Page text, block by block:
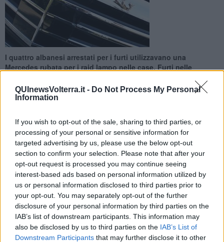
QUInewsVolterra.it - Do Not Process My Personal
Information
If you wish to opt-out of the sale, sharing to third parties, or
processing of your personal or sensitive information for
targeted advertising by us, please use the below opt-out
section to confirm your selection. Please note that after your
opt-out request is processed you may continue seeing
interest-based ads based on personal information utilized by
us or personal information disclosed to third parties prior to
your opt-out. You may separately opt-out of the further
disclosure of your personal information by third parties on the
IAB’s list of downstream participants. This information may
also be disclosed by us to third parties on the IAB’s List of
Downstream Participants that may further disclose it to other
I quattro albanesi arrestati per i furti utilizzavano una
Mercedes rubata per i raid lampo nelle case. Furti nelle
FIRENZE —Sonoquaranta i furtilampo avvenuti tra gennaio e
marzo e perpetrati dalla banda di ladri bloccata dai carabinieri di
Firenze. I quattro, tutti albanesi di età compresa tra i 31 e i 39 anni,
effettuavano raid lampo nelle case isolate. La loro base in due
appartamenti a Montecatini Terme, dove avevano anche un
magazzino stracolmo di refurtiva, ma cambiavano spesso
residenza per non destare sospetti. Stavano progettando di
scappare all'estero e uno di loro è stato bloccato all'aeroporto di
Pisa.
Durante uno dei furti, a Pontessieve, riuscirono a rubare una